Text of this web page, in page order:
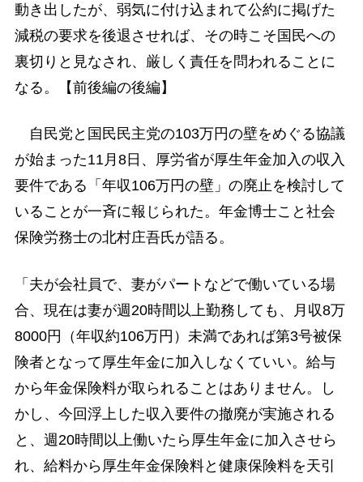
動き出したが、弱気に付け込まれて公約に掲げた
減税の要求を後退させれば、その時こそ国民への
裏切りと見なされ、厳しく責任を問われることに
なる。【前後編の後編】
自民党と国民民主党の103万円の壁をめぐる協議
が始まった11月8日、厚労省が厚生年金加入の収入
要件である「年収106万円の壁」の廃止を検討して
いることが一斉に報じられた。年金博士こと社会
保険労務士の北村庄吾氏が語る。
「夫が会社員で、妻がパートなどで働いている場
合、現在は妻が週20時間以上勤務しても、月収8万
8000円（年収約106万円）未満であれば第3号被保
険者となって厚生年金に加入しなくていい。給与
から年金保険料が取られることはありません。し
かし、今回浮上した収入要件の撤廃が実施される
と、週20時間以上働いたら厚生年金に加入させら
れ、給料から厚生年金保険料と健康保険料を天引